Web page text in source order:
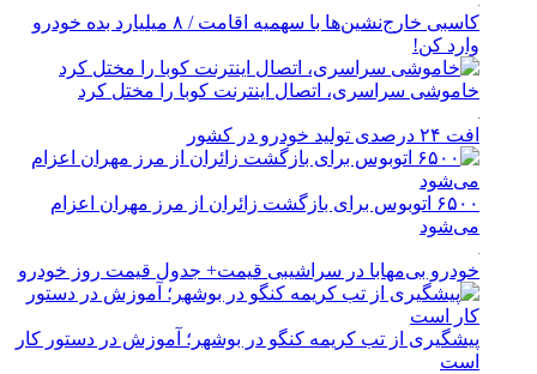
کاسبی خارج‌نشین‌ها با سهمیه اقامت / ۸ میلیارد بده خودرو
وارد کن!
خاموشی سراسری، اتصال اینترنت کوبا را مختل کرد
افت ۲۴ درصدی تولید خودرو در کشور
۶۵۰۰ اتوبوس برای بازگشت زائران از مرز مهران اعزام
می‌شود
خودرو بی‌مهابا در سراشیبی قیمت+ جدول قیمت روز خودرو
پیشگیری از تب کریمه کنگو در بوشهر؛ آموزش در دستور کار
است